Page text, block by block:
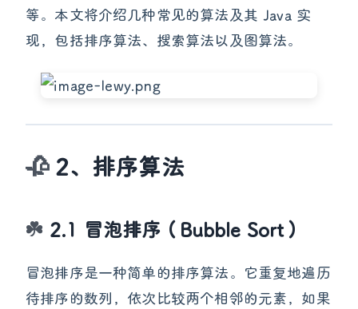
等。本文将介绍几种常见的算法及其 Java 实
现，包括排序算法、搜索算法以及图算法。
2、排序算法
2.1 冒泡排序（Bubble Sort）
冒泡排序是一种简单的排序算法。它重复地遍历
待排序的数列，依次比较两个相邻的元素，如果